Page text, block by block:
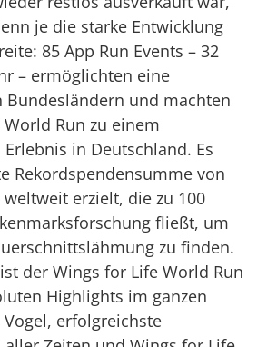
je die starke Entwicklung
85 App Run Events – 32
– ermöglichten eine
Bundesländern und machten
Run zu einem
in Deutschland. Es
Rekordspendensumme von
erzielt, die zu 100
fließt, um
zu finden.
der Wings for Life World Run
Highlights im ganzen
Vogel, erfolgreichste